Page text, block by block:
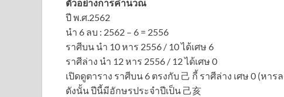
ตัวอย่างการคำนวณ
ปี พ.ศ.2562
นำ 6 ลบ : 2562 – 6 = 2556
ราศีบน นำ 10 หาร 2556 / 10 ได้เศษ 6
ราศีล่าง นำ 12 หาร 2556 / 12 ได้เศษ 0
เปิดดูตาราง ราศีบน 6 ตรงกับ 己 กี้ ราศีล่าง เศษ 0 (หาร
ดังนั้น ปีนี้มีอักษรประจำปีเป็น 己亥